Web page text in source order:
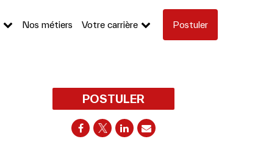
Nos métiers Votre carrière Postuler
POSTULER